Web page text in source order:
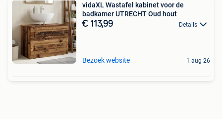
vidaXL Wastafel kabinet voor de
badkamer UTRECHT Oud hout
€ 113,99 Details
Bezoek website 1 aug 26